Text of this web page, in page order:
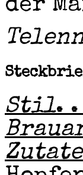
der
Stil. .